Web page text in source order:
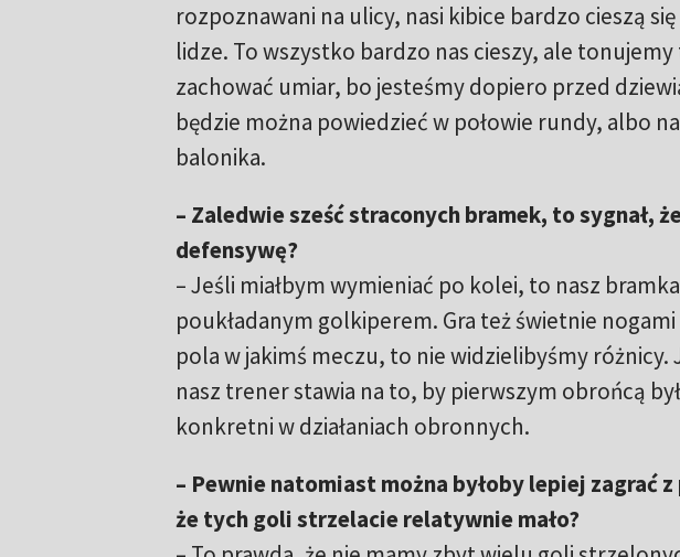
rozpoznawani na ulicy, nasi kibice bardzo cieszą
lidze. To wszystko bardzo nas cieszy, ale
zachować umiar, bo jesteśmy dopiero przed
będzie można powiedzieć w połowie rundy, albo
balonika.
– Zaledwie sześć straconych bramek, to sygnał,
defensywę?
– Jeśli miałbym wymieniać po kolei, to nasz
poukładanym golkiperem. Gra też świetnie
pola w jakimś meczu, to nie widzielibyśmy
nasz trener stawia na to, by pierwszym obrońcą
konkretni w działaniach obronnych.
– Pewnie natomiast można byłoby lepiej zagrać
że tych goli strzelacie relatywnie mało?